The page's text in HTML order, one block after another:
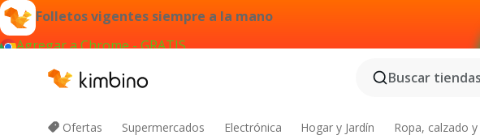
Folletos vigentes siempre a la mano
Agregar a Chrome - GRATIS
Buscar
Ofertas Supermercados Electrónica Hogar y Jardín Ropa, calzado